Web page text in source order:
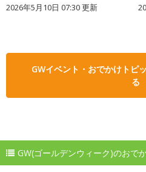
2026年5月10日 07:30 更新
GWイベント・おでかけトピ
る
GW(ゴールデンウィーク)のおで